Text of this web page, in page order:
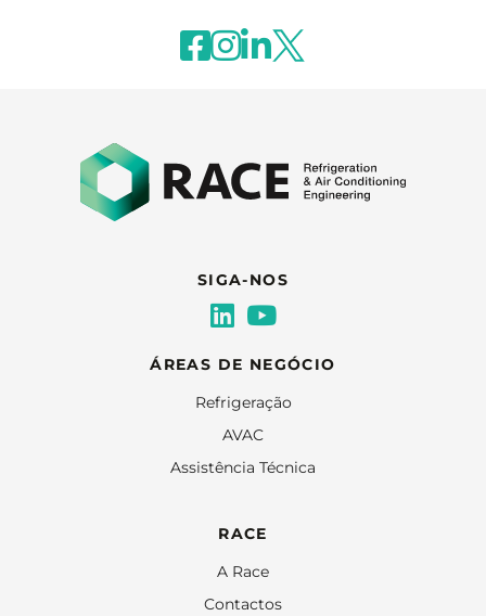
SIGA-NOS
ÁREAS DE NEGÓCIO
Refrigeração
AVAC
Assistência Técnica
RACE
A Race
Contactos